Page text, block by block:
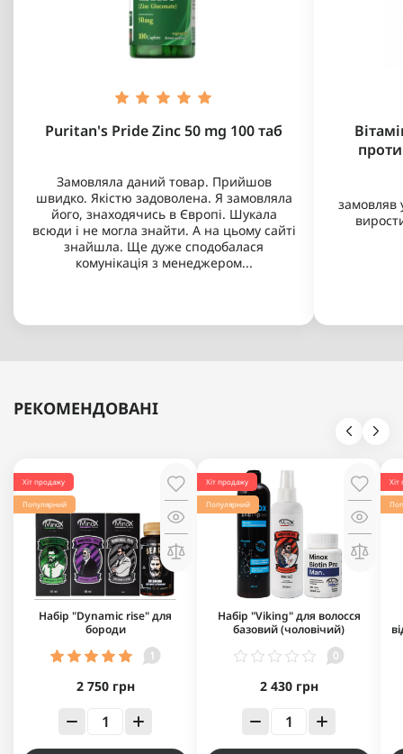
Puritan's Pride Zinc 50 mg 100 таб
Замовляла даний товар. Прийшов
швидко. Якістю задоволена. Я замовляла
його, знаходячись в Європі. Шукала
всюди і не могла знайти. А на цьому сайті
знайшла. Ще дуже сподобалася
комунікація з менеджером...
замовляв
РЕКОМЕНДОВАНІ
Хіт продажу
Популярний
Набір "Dynamic rise" для
бороди
1
2 750 грн
Хіт продажу
Популярний
Набір "Viking" для волосся
базовий (чоловічий)
0
2 430 грн
Хіт